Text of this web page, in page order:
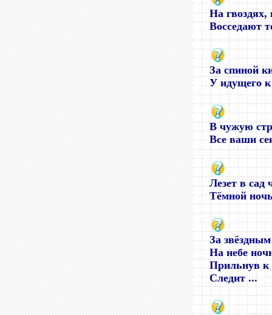
На
Восседают
За спиной
У идущего
В чужую
Все ваши
Лезет в сад
Тёмной
За
На небе
Прильнув к
Следит ...